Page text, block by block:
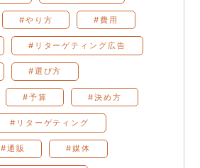
#やり方 #費用
#リターゲティング広告
#選び方
#予算 #決め方
#リターゲティング
#通販 #媒体